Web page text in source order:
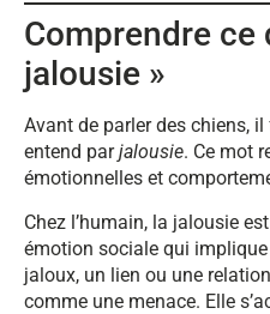
Comprendre ce
jalousie »
Avant de parler des chiens, il
entend parjalousie. Ce mot
émotionnelles et
Chez l’humain, la jalousie
émotion sociale qui
jaloux, un lien ou une
comme une menace. Elle